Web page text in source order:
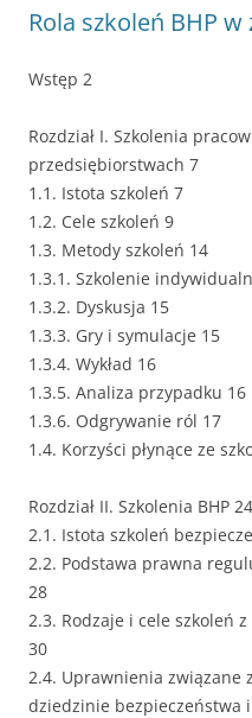
Rola szkoleń BHP w
Wstęp 2
Rozdział I. Szkolenia
przedsiębiorstwach 7
1.1. Istota szkoleń 7
1.2. Cele szkoleń 9
1.3. Metody szkoleń 14
1.3.1. Szkolenie
1.3.2. Dyskusja 15
1.3.3. Gry i symulacje 15
1.3.4. Wykład 16
1.3.5. Analiza przypadku 16
1.3.6. Odgrywanie ról 17
1.4. Korzyści płynące ze
Rozdział II. Szkolenia BHP 24
2.1. Istota szkoleń
2.2. Podstawa prawna
28
2.3. Rodzaje i cele szkoleń
30
2.4. Uprawnienia związane
dziedzinie bezpieczeństwa